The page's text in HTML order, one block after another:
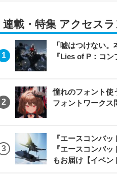
連載・特集 アクセス
「嘘はつけない
『Lies of P：コン
憧れのフォント使
フォントワーク
『エースコンバ
『エースコンバ
もお届け【イベン